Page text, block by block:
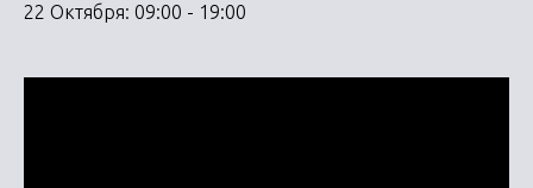
22 Октября: 09:00 - 19:00